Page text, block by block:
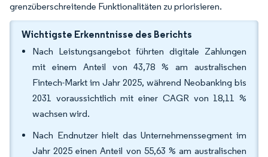
grenzüberschreitende Funktionalitäten zu priorisieren.
Wichtigste Erkenntnisse des Berichts
Nach Leistungsangebot führten digitale Zahlungen
mit einem Anteil von 43,78 % am australischen
Fintech-Markt im Jahr 2025, während Neobanking bis
2031 voraussichtlich mit einer CAGR von 18,11 %
wachsen wird.
Nach Endnutzer hielt das Unternehmenssegment im
Jahr 2025 einen Anteil von 55,63 % am australischen